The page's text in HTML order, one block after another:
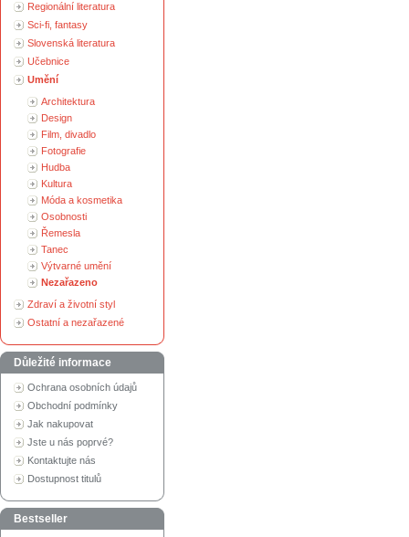
Regionální literatura
Sci-fi, fantasy
Slovenská literatura
Učebnice
Umění
Architektura
Design
Film, divadlo
Fotografie
Hudba
Kultura
Móda a kosmetika
Osobnosti
Řemesla
Tanec
Výtvarné umění
Nezařazeno
Zdraví a životní styl
Ostatní a nezařazené
Důležité informace
Ochrana osobních údajů
Obchodní podmínky
Jak nakupovat
Jste u nás poprvé?
Kontaktujte nás
Dostupnost titulů
Bestseller